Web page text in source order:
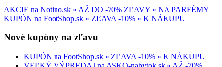
AKCIE na Notino.sk » AŽ DO -70% ZĽAVY » NA PARFÉMY
KUPÓN na FootShop.sk » ZĽAVA -10% » K NÁKUPU
Nové kupóny na zľavu
KUPÓN na FootShop.sk » ZĽAVA -10% » K NÁKUPU
VEĽKÝ VÝPREDAJ na ASKO-nabytok.sk » AŽ -70%